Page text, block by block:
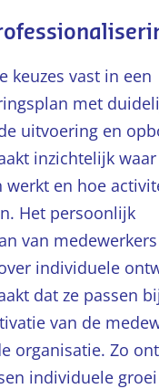
keuzes vast in een
met
uitvoering en
inzichtelijk
werkt en hoe
Het persoonlijk
van
individuele
dat ze passen
van de
organisatie. Zo
individuele